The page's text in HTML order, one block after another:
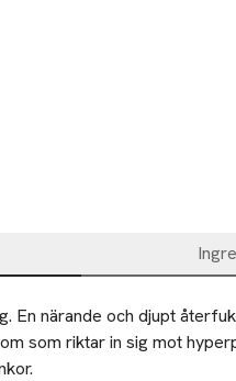
En närande och djupt
som riktar in sig mot